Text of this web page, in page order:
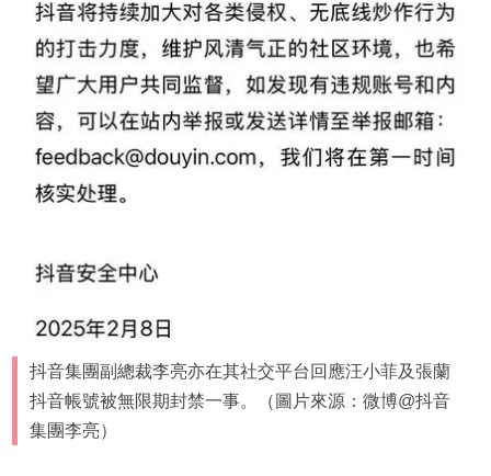
抖音集團副總裁李亮亦在其社交平台回應汪小菲及張蘭
抖音帳號被無限期封禁一事。（圖片來源：微博@抖音
集團李亮）